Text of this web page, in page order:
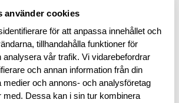
använder cookies
för att anpassa innehållet och
tillhandahålla funktioner för
analysera vår trafik. Vi vidarebefordrar
och annan information från din
medier och annons- och analysföretag
Dessa kan i sin tur kombinera